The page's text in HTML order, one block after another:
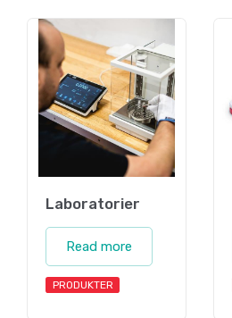
Laboratorier
Read more
PRODUKTER